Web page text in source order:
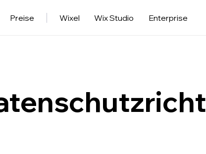
Preise Wixel Wix Studio Enterprise